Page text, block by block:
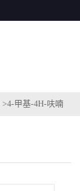
>4-甲基-4H-呋喃